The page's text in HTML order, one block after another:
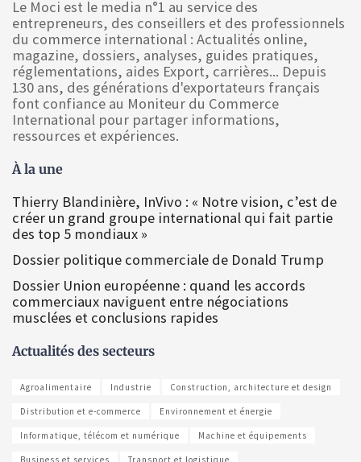
Le Moci est le media n°1 au service des
entrepreneurs, des conseillers et des professionnels
du commerce international : Actualités online,
magazine, dossiers, analyses, guides pratiques,
réglementations, aides Export, carrières... Depuis
130 ans, des générations d'exportateurs français
font confiance au Moniteur du Commerce
International pour partager informations,
ressources et expériences.
À la une
Thierry Blandinière, InVivo : « Notre vision, c’est de
créer un grand groupe international qui fait partie
des top 5 mondiaux »
Dossier politique commerciale de Donald Trump
Dossier Union européenne : quand les accords
commerciaux naviguent entre négociations
musclées et conclusions rapides
Actualités des secteurs
Agroalimentaire Industrie Construction, architecture et design
Distribution et e-commerce Environnement et énergie
Informatique, télécom et numérique Machine et équipements
Business et services Transport et logistique